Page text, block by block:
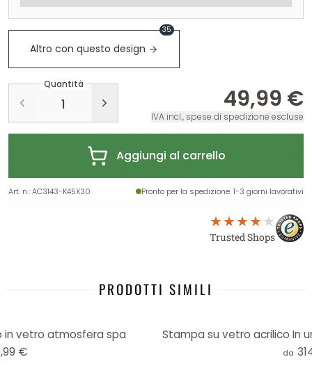
Altro con questo design
35
Quantità
49,99 €
IVA incl., spese di spedizione escluse
Aggiungi al carrello
Art. n.:AC3143-K45X30 Pronto per la spedizione: 1-3 giorni lavorativi
Trusted Shops
PRODOTTI SIMILI
in vetro atmosfera spa
€
Stampa su vetro acrilico In
da